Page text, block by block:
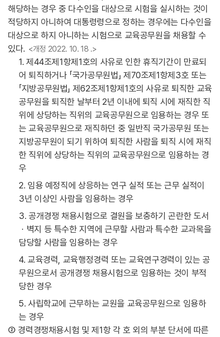
해당하는 경우 중 다수인을 대상으로 시험을 실시하는 것이
적당하지 아니하여 대통령령으로 정하는 경우에는 다수인을
대상으로 하지 아니하는 시험으로 교육공무원을 채용할 수
있다. <개정 2022. 10. 18 .>
1. 제44조제1항제1호의 사유로 인한 휴직기간이 만료되
어 퇴직하거나 「국가공무원법」 제70조제1항제3호 또는
「지방공무원법」 제62조제1항제1호의 사유로 퇴직한 교육
공무원을 퇴직한 날부터 2년 이내에 퇴직 시에 재직한 직
위에 상당하는 직위의 교육공무원으로 임용하는 경우 또
는 교육공무원으로 재직하던 중 일반직 국가공무원 또는
지방공무원이 되기 위하여 퇴직한 사람을 퇴직 시에 재직
한 직위에 상당하는 직위의 교육공무원으로 임용하는 경
우
2. 임용 예정직에 상응하는 연구 실적 또는 근무 실적이
3년 이상인 사람을 임용하는 경우
3. 공개경쟁 채용시험으로 결원을 보충하기 곤란한 도서
ㆍ벽지 등 특수한 지역에 근무할 사람과 특수한 교과목을
담당할 사람을 임용하는 경우
4. 교육경력, 교육행정경력 또는 교육연구경력이 있는 공
무원으로서 공개경쟁 채용시험으로 임용하는 것이 부적
당한 경우
5. 사립학교에 근무하는 교원을 교육공무원으로 임용하
는 경우
② 경력경쟁채용시험 및 제1항 각 호 외의 부분 단서에 따른